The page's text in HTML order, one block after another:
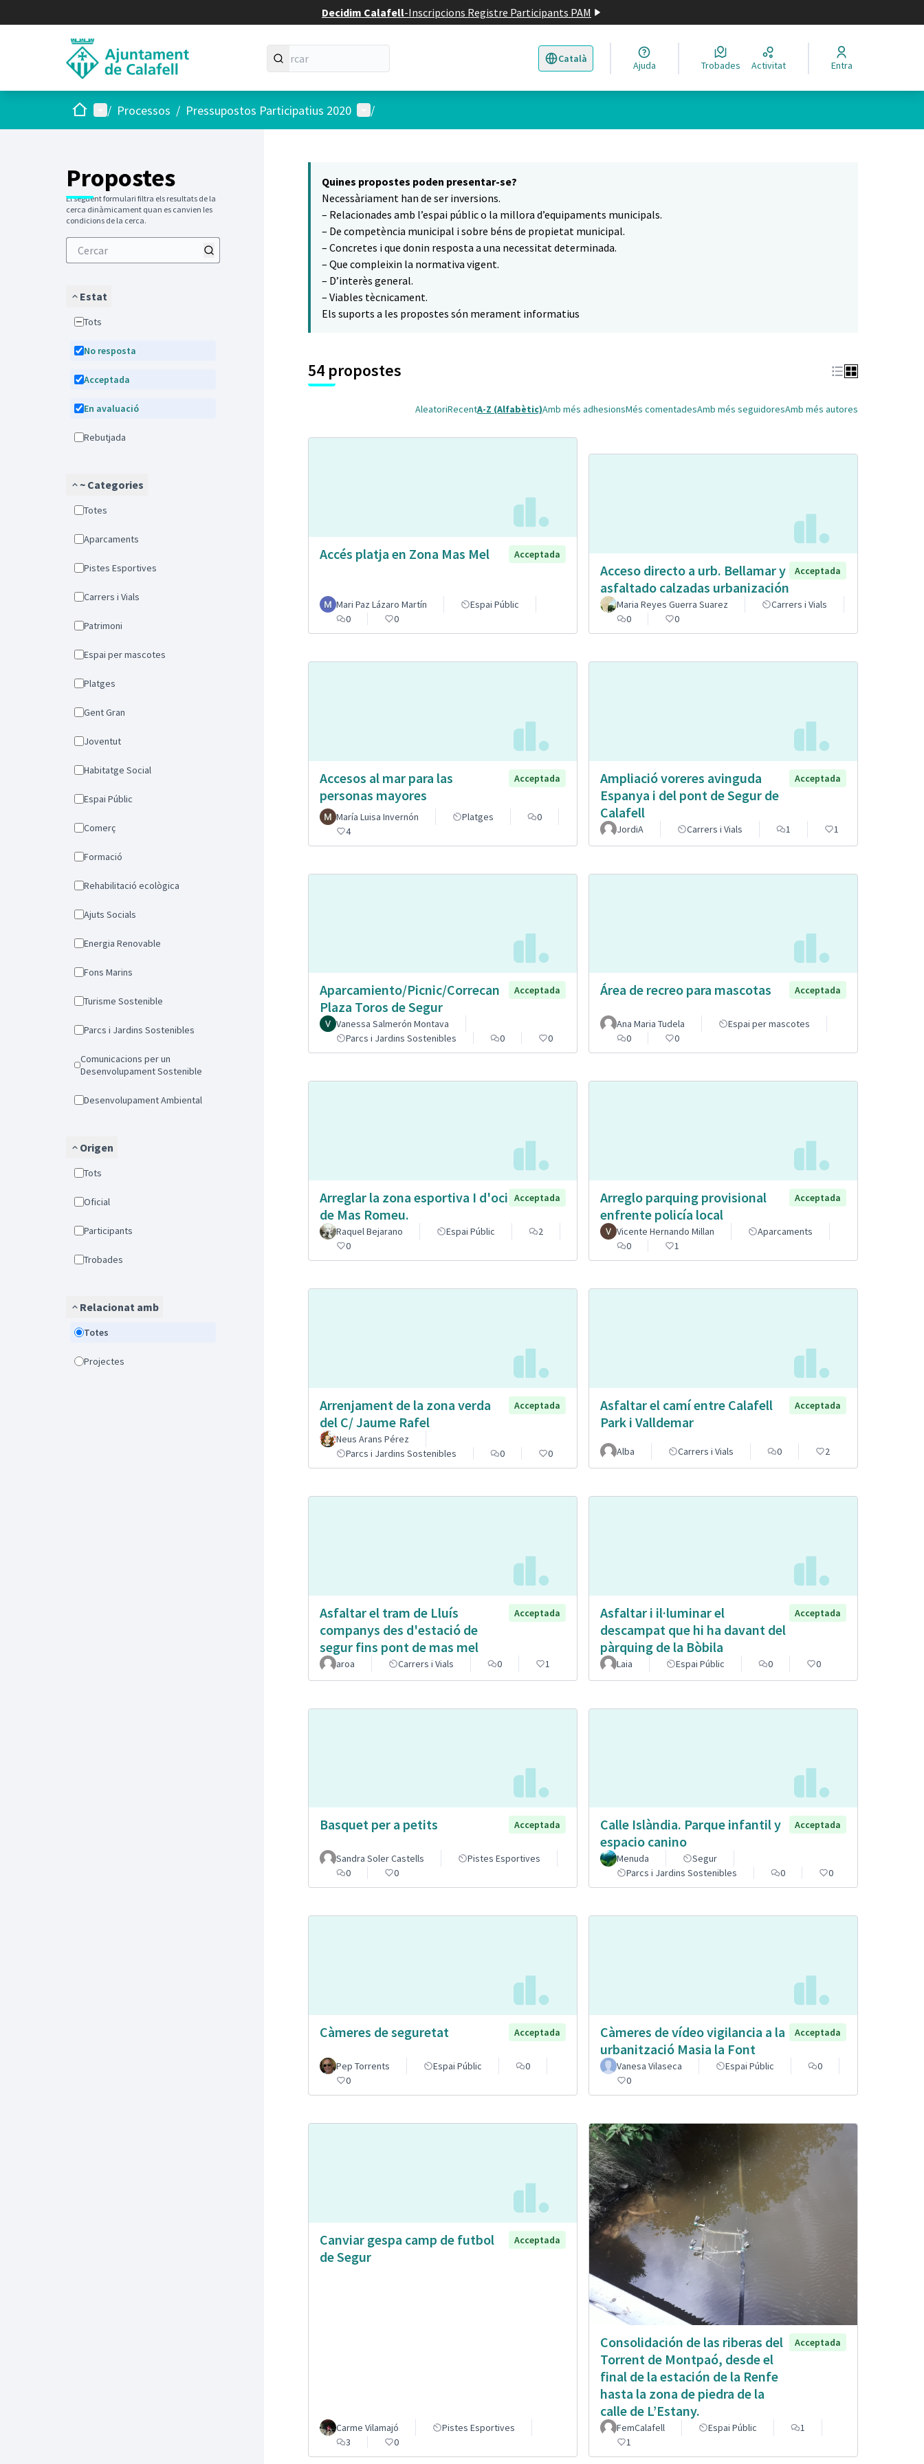
Decidim Calafell-Inscripcions Registre Participants PAM
Català
Triar la llengua Elegir el idioma
Ajuda Trobades Activitat Entra
Inici Menú principal
/ Processos / Pressupostos Participatius 2020 Menú d'usuari
/
Propostes
El següent formulari filtra els resultats de la
cerca dinàmicament quan es canvien les
condicions de la cerca.
Estat
Tots
No resposta
Acceptada
En avaluació
Rebutjada
~ Categories
Totes
Aparcaments
Pistes Esportives
Carrers i Vials
Patrimoni
Espai per mascotes
Platges
Gent Gran
Joventut
Habitatge Social
Espai Públic
Comerç
Formació
Rehabilitació ecològica
Ajuts Socials
Energia Renovable
Fons Marins
Turisme Sostenible
Parcs i Jardins Sostenibles
Comunicacions per un
Desenvolupament Sostenible
Desenvolupament Ambiental
Origen
Tots
Oficial
Participants
Trobades
Relacionat amb
Totes
Projectes
Quines propostes poden presentar-se?
Necessàriament han de ser inversions.
– Relacionades amb l’espai públic o la millora d’equipaments municipals.
– De competència municipal i sobre béns de propietat municipal.
– Concretes i que donin resposta a una necessitat determinada.
– Que compleixin la normativa vigent.
– D’interès general.
– Viables tècnicament.
Els suports a les propostes són merament informatius
54 propostes
AleatoriRecentA-Z (Alfabètic)Amb més adhesionsMés comentadesAmb més seguidoresAmb més autores
Accés platja en Zona Mas Mel Acceptada
Mari Paz Lázaro Martín
Espai Públic
0
0
Acceso directo a urb. Bellamar y
asfaltado calzadas urbanización
Acceptada
Maria Reyes Guerra Suarez
Carrers i Vials
0
0
Accesos al mar para las
personas mayores
Acceptada
María Luisa Invernón Platges
0
4
Ampliació voreres avinguda
Espanya i del pont de Segur de
Calafell
Acceptada
JordiA Carrers i Vials 1 1
Aparcamiento/Picnic/Correcan
Plaza Toros de Segur
Acceptada
Vanessa Salmerón Montava
Parcs i Jardins Sostenibles
0 0
Área de recreo para mascotas Acceptada
Ana Maria Tudela
Espai per mascotes
0
0
Arreglar la zona esportiva I d'oci
de Mas Romeu.
Acceptada
Raquel Bejarano Espai Públic
2
0
Arreglo parquing provisional
enfrente policía local
Acceptada
Vicente Hernando Millan
Aparcaments
0
1
Arrenjament de la zona verda
del C/ Jaume Rafel
Acceptada
Neus Arans Pérez
Parcs i Jardins Sostenibles
0 0
Asfaltar el camí entre Calafell
Park i Valldemar
Acceptada
Alba Carrers i Vials 0 2
Asfaltar el tram de Lluís
companys des d'estació de
segur fins pont de mas mel
Acceptada
aroa Carrers i Vials 0 1
Asfaltar i il·luminar el
descampat que hi ha davant del
pàrquing de la Bòbila
Acceptada
Laia Espai Públic 0 0
Basquet per a petits Acceptada
Sandra Soler Castells
Pistes Esportives
0
0
Calle Islàndia. Parque infantil y
espacio canino
Acceptada
Menuda
Segur
Parcs i Jardins Sostenibles
0 0
Càmeres de seguretat Acceptada
Pep Torrents Espai Públic
0
0
Càmeres de vídeo vigilancia a la
urbanització Masia la Font
Acceptada
Vanesa Vilaseca Espai Públic
0
0
Canviar gespa camp de futbol
de Segur
Acceptada
Carme Vilamajó
Pistes Esportives
3
0
Consolidación de las riberas del
Torrent de Montpaó, desde el
final de la estación de la Renfe
hasta la zona de piedra de la
calle de L’Estany.
Acceptada
FemCalafell Espai Públic
1
1